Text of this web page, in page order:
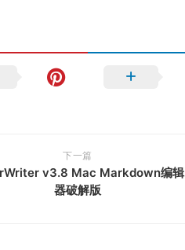
下一篇
v3.8 Mac Markdown编辑
器破解版